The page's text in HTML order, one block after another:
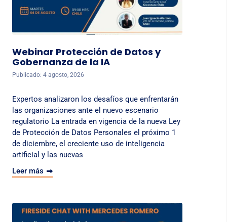
Webinar Protección de Datos y
Gobernanza de la IA
Publicado: 4 agosto, 2026
Expertos analizaron los desafíos que enfrentarán
las organizaciones ante el nuevo escenario
regulatorio La entrada en vigencia de la nueva Ley
de Protección de Datos Personales el próximo 1
de diciembre, el creciente uso de inteligencia
artificial y las nuevas
Leer más